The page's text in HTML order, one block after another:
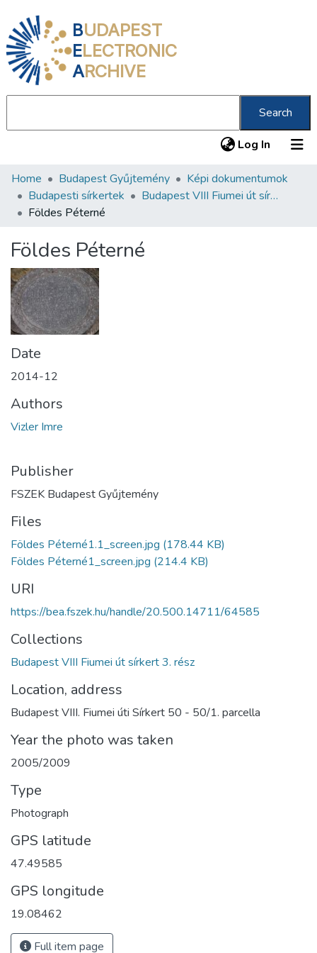
BUDAPEST
ELECTRONIC
ARCHIVE
Search
Log In (current)
Communities & Collections
All of DSpace
About us
Home Budapest Gyűjtemény
Képi dokumentumok
Budapesti sírkertek
Budapest VIII Fiumei út sírkert 3. rész
Földes Péterné
Földes Péterné
Date
2014-12
Authors
Vizler Imre
Publisher
FSZEK Budapest Gyűjtemény
Files
Földes Péterné1.1_screen.jpg (178.44 KB)
Földes Péterné1_screen.jpg (214.4 KB)
URI
https://bea.fszek.hu/handle/20.500.14711/64585
Collections
Budapest VIII Fiumei út sírkert 3. rész
Location, address
Budapest VIII. Fiumei úti Sírkert 50 - 50/1. parcella
Year the photo was taken
2005/2009
Type
Photograph
GPS latitude
47.49585
GPS longitude
19.08462
Full item page